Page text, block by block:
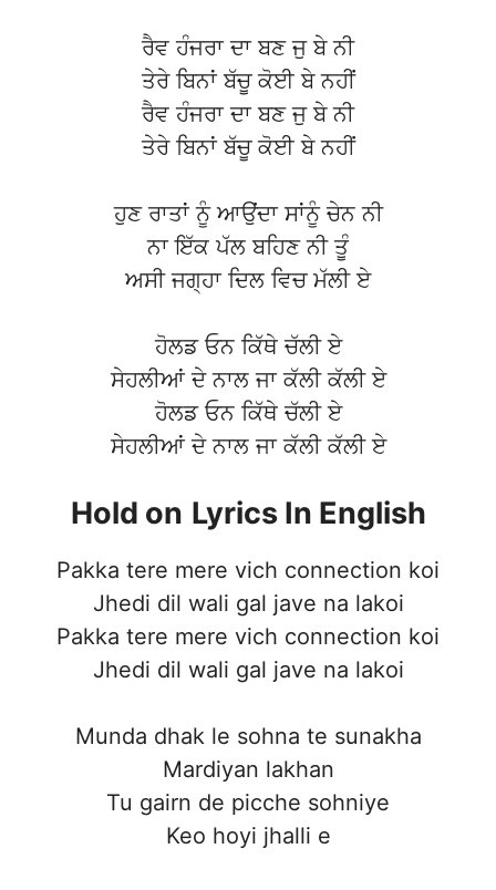
ਰੈਵ ਹੰਜਰਾ ਦਾ ਬਣ ਜੁ ਬੇ ਨੀ
ਤੇਰੇ ਬਿਨਾਂ ਬੱਚੂ ਕੋਈ ਬੇ ਨਹੀਂ
ਰੈਵ ਹੰਜਰਾ ਦਾ ਬਣ ਜੁ ਬੇ ਨੀ
ਤੇਰੇ ਬਿਨਾਂ ਬੱਚੂ ਕੋਈ ਬੇ ਨਹੀਂ
ਹੁਣ ਰਾਤਾਂ ਨੂੰ ਆਉਂਦਾ ਸਾਂਨੂੰ ਚੇਨ ਨੀ
ਨਾ ਇੱਕ ਪੱਲ ਬਹਿਣ ਨੀ ਤੂੰ
ਅਸੀ ਜਗ੍ਹਾ ਦਿਲ ਵਿਚ ਮੱਲੀ ਏ
ਹੋਲਡ ਓਨ ਕਿੱਥੇ ਚੱਲੀ ਏ
ਸੇਹਲੀਆਂ ਦੇ ਨਾਲ ਜਾ ਕੱਲੀ ਕੱਲੀ ਏ
ਹੋਲਡ ਓਨ ਕਿੱਥੇ ਚੱਲੀ ਏ
ਸੇਹਲੀਆਂ ਦੇ ਨਾਲ ਜਾ ਕੱਲੀ ਕੱਲੀ ਏ
Hold on Lyrics In English
Pakka tere mere vich connection koi
Jhedi dil wali gal jave na lakoi
Pakka tere mere vich connection koi
Jhedi dil wali gal jave na lakoi
Munda dhak le sohna te sunakha
Mardiyan lakhan
Tu gairn de picche sohniye
Keo hoyi jhalli e